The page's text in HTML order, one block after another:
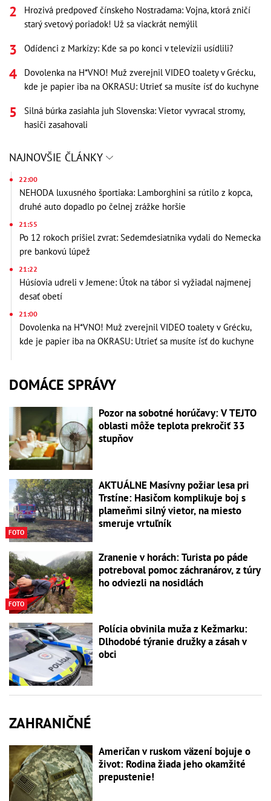
Hrozivá predpoveď čínskeho Nostradama: Vojna, ktorá zničí
starý svetový poriadok! Už sa viackrát nemýlil
Odídenci z Markízy: Kde sa po konci v televízii usídlili?
Dovolenka na H*VNO! Muž zverejnil VIDEO toalety v Grécku,
kde je papier iba na OKRASU: Utrieť sa musíte ísť do kuchyne
Silná búrka zasiahla juh Slovenska: Vietor vyvracal stromy,
hasiči zasahovali
NAJNOVŠIE ČLÁNKY
22:00
NEHODA luxusného športiaka: Lamborghini sa rútilo z kopca,
druhé auto dopadlo po čelnej zrážke horšie
21:55
Po 12 rokoch prišiel zvrat: Sedemdesiatnika vydali do Nemecka
pre bankovú lúpež
21:22
Húsíovia udreli v Jemene: Útok na tábor si vyžiadal najmenej
desať obetí
21:00
Dovolenka na H*VNO! Muž zverejnil VIDEO toalety v Grécku,
kde je papier iba na OKRASU: Utrieť sa musíte ísť do kuchyne
DOMÁCE SPRÁVY
Pozor na sobotné horúčavy: V TEJTO
oblasti môže teplota prekročiť 33
stupňov
FOTO
AKTUÁLNE Masívny požiar lesa pri
Trstíne: Hasičom komplikuje boj s
plameňmi silný vietor, na miesto
smeruje vrtuľník
FOTO
Zranenie v horách: Turista po páde
potreboval pomoc záchranárov, z túry
ho odviezli na nosidlách
Polícia obvinila muža z Kežmarku:
Dlhodobé týranie družky a zásah v
obci
ZAHRANIČNÉ
Američan v ruskom väzení bojuje o
život: Rodina žiada jeho okamžité
prepustenie!